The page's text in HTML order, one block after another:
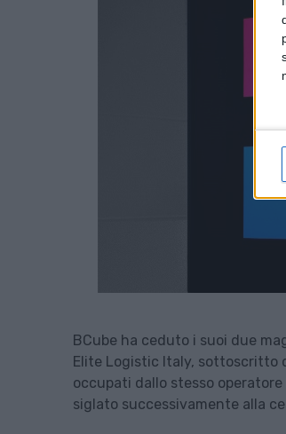
BCube ha ceduto i suoi due
Elite Logistic Italy, sottoscritto
occupati dallo stesso
siglato successivamente alla